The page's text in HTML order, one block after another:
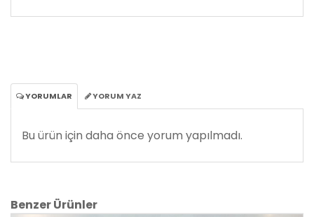
YORUMLAR YORUM YAZ
Bu ürün için daha önce yorum yapılmadı.
Benzer Ürünler